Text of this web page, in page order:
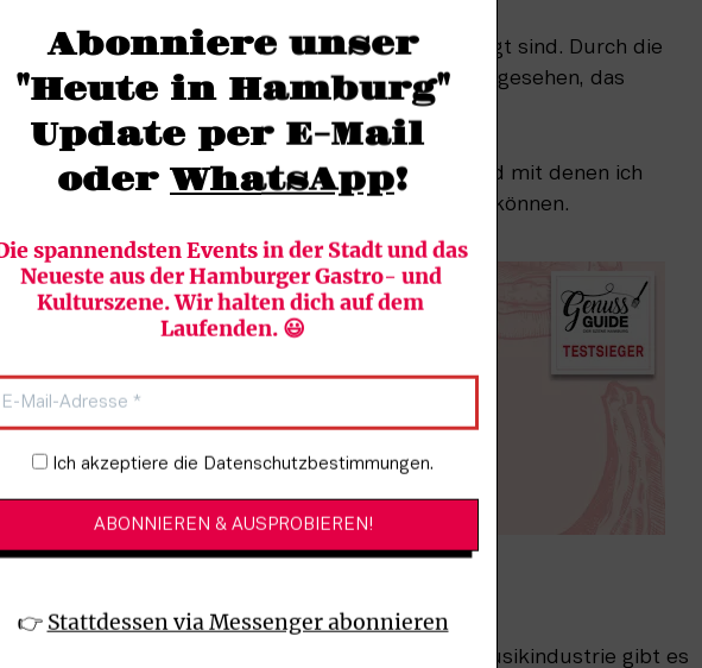
in der Musikindustrie immer noch benachteiligt sind. Durch die
habe ich mich das erste Mal in der Position gesehen, das
ein rein weibliches Team besetzen zu können.
Ich gucke nach Frauen, die mich inspirieren und mit denen ich
Ich freue mich, damit ein Statement setzen zu können.
ein Problem mit patriarchalen Strukturen?
darstellen will, ist der ‘Mut zur Kante‘. In der Musikindustrie gibt es
Abonniere unser
"Heute in Hamburg"
Update per E-Mail
oder WhatsApp!
spannendsten Events in der Stadt und das
Neueste aus der Hamburger Gastro- und
Kulturszene. Wir halten dich auf dem
Laufenden. 😃
Anmeldung
Ich akzeptiere die Datenschutzbestimmungen.
👉 Stattdessen via Messenger abonnieren